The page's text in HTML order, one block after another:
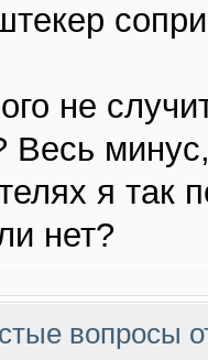
не
Весь
я так
нет?
вопросы